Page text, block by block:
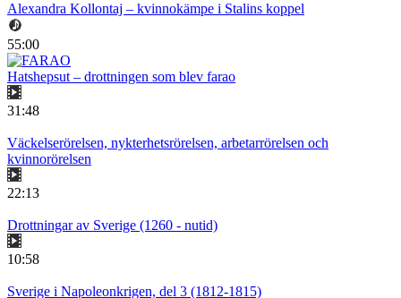
Alexandra Kollontaj – kvinnokämpe i Stalins koppel
55:00
Hatshepsut – drottningen som blev farao
31:48
Väckelserörelsen, nykterhetsrörelsen, arbetarrörelsen och
kvinnorörelsen
22:13
Drottningar av Sverige (1260 - nutid)
10:58
Sverige i Napoleonkrigen, del 3 (1812-1815)